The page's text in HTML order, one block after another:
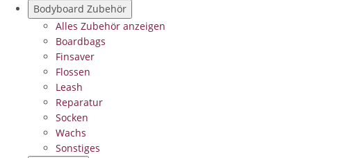
Bodyboard Zubehör
Alles Zubehör anzeigen
Boardbags
Finsaver
Flossen
Leash
Reparatur
Socken
Wachs
Sonstiges